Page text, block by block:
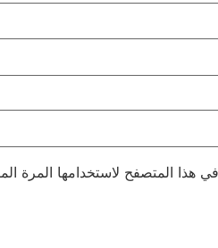
هذا المتصفح لاستخدامها المرة